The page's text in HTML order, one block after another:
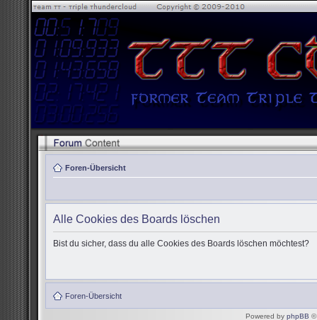
Foren-Übersicht
Alle Cookies des Boards löschen
Bist du sicher, dass du alle Cookies des Boards löschen möchtest?
Foren-Übersicht
Powered by phpBB ©